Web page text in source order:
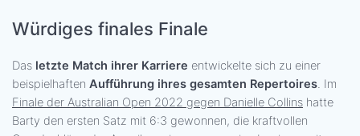
Würdiges finales Finale
Das letzte Match ihrer Karriere entwickelte sich zu einer
beispielhaften Aufführung ihres gesamten Repertoires. Im
Finale der Australian Open 2022 gegen Danielle Collins hatte
Barty den ersten Satz mit 6:3 gewonnen, die kraftvollen